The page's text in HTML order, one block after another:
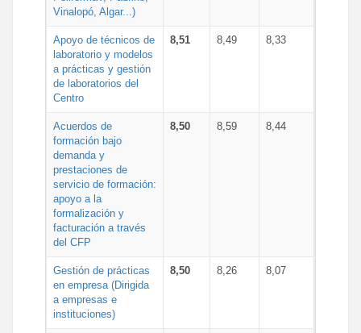
Vinalopó, Algar...)
Apoyo de técnicos de
laboratorio y modelos
a prácticas y gestión
de laboratorios del
Centro
8,51 8,49 8,33
Acuerdos de
formación bajo
demanda y
prestaciones de
servicio de formación:
apoyo a la
formalización y
facturación a través
del CFP
8,50 8,59 8,44
Gestión de prácticas
en empresa (Dirigida
a empresas e
instituciones)
8,50 8,26 8,07